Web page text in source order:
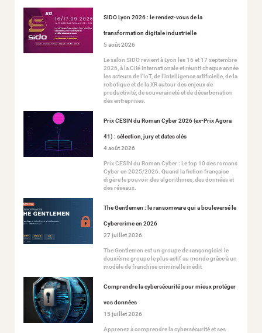
SIDO Lyon 2026 : le rendez-vous de la
transformation digitale industrielle
5 août 2026
Le salon SIDO revient à Lyon les 16 et 17 septembre
2026, à la Cité Internationale et réunit chaque année
les acteurs de l’IoT, de l’intelligence artificielle, de la
robotique et de la XR autour des enjeux de
productivité, de souveraineté et de décarbonation
des entreprises.
Prix CESIN du Roman Cyber 2026 (ex-Prix Agora
41) : sélection, jury et dates clés
4 août 2026
Prix CESIN du Roman Cyber : Le top 10 des romans
Cyber en 2025/2026. Quand la fiction française
digère le pouvoir des algorithmes, des données et
des réseaux.
The Gentlemen : le ransomware qui a bouleversé le
Cybercrime en 2026
27 juillet 2026
The Gentlemen est un groupe de rançongiciel le
deuxième groupe le plus actif au monde grâce à un
modèle de franchise criminelle inédit
Comprendre la cybersécurité pour mieux protéger
vos données
15 juillet 2026
Apprenez à comprendre la cybersécurité et ses